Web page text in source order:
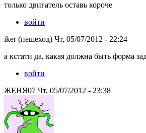
только двигатель оставь короче
войти
iker (пешеход) Чт, 05/07/2012 - 22:24
а кстати да, какая должна быть форма
войти
ЖЕНЯ07 Чт, 05/07/2012 - 23:38